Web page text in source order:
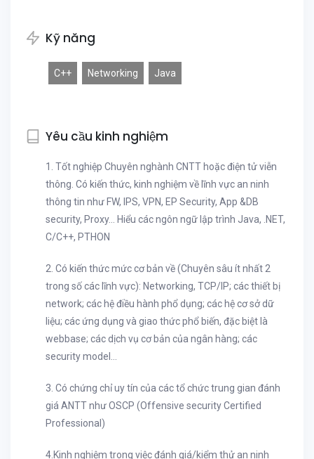
Kỹ năng
C++ Networking Java
Yêu cầu kinh nghiệm
1. Tốt nghiệp Chuyên nghành CNTT hoặc điện tử viễn
thông. Có kiến thức, kinh nghiệm về lĩnh vực an ninh
thông tin như FW, IPS, VPN, EP Security, App &DB
security, Proxy… Hiểu các ngôn ngữ lập trình Java, .NET,
C/C++, PTHON
2. Có kiến thức mức cơ bản về (Chuyên sâu ít nhất 2
trong số các lĩnh vực): Networking, TCP/IP; các thiết bị
network; các hệ điều hành phổ dụng; các hệ cơ sở dữ
liệu; các ứng dụng và giao thức phổ biến, đặc biệt là
webbase; các dịch vụ cơ bản của ngân hàng; các
security model...
3. Có chứng chỉ uy tín của các tổ chức trung gian đánh
giá ANTT như OSCP (Offensive security Certified
Professional)
4.Kinh nghiệm trong việc đánh giá/kiểm thử an ninh